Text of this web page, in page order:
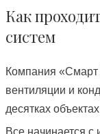
Как
систем
Компания «Смарт
вентиляции и
десятках